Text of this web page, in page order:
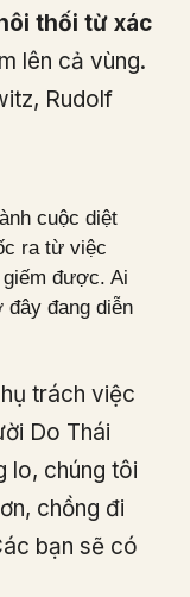
thối từ xác
lên cả vùng.
Rudolf
cuộc diệt
ra từ việc
được. Ai
đây đang diễn
trách việc
Do Thái
lo, chúng tôi
chồng đi
bạn sẽ có